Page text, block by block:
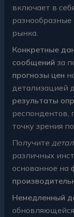
включает в
разнообразные
рынка.
Конкретные
сообщений за
прогнозы цен
детализацией
результаты
респондентов,
точку зрения
Получите
различных
основанное на
Немедленный